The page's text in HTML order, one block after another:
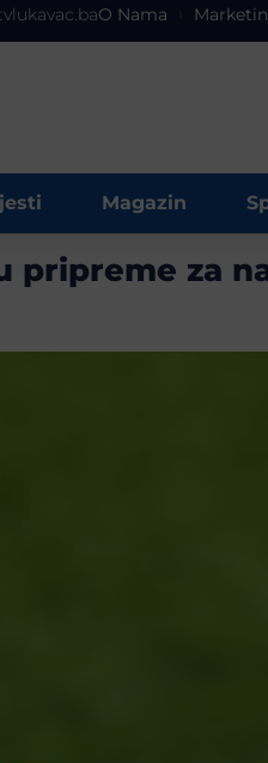
O Nama
Magazin
pripreme za